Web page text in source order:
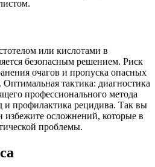
или кислотами в
безопасным решением. Риск
очагов и пропуска опасных
тактика: диагностика
профессионального метода
и профилактика рецидива. Так вы
избежите осложнений, которые в
проблемы.